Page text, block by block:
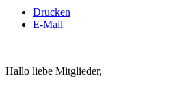
Drucken
E-Mail
Hallo liebe Mitglieder,